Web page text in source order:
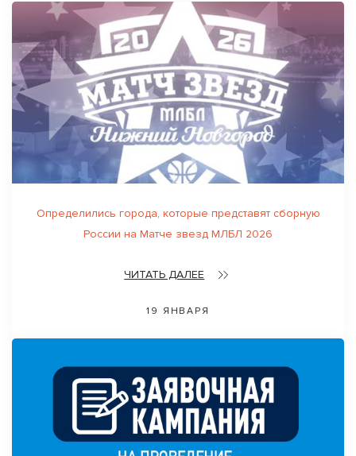
Определились города, которые представят сборную
России на Матче звезд МЛБЛ 2026
ЧИТАТЬ ДАЛЕЕ
19 ЯНВАРЯ